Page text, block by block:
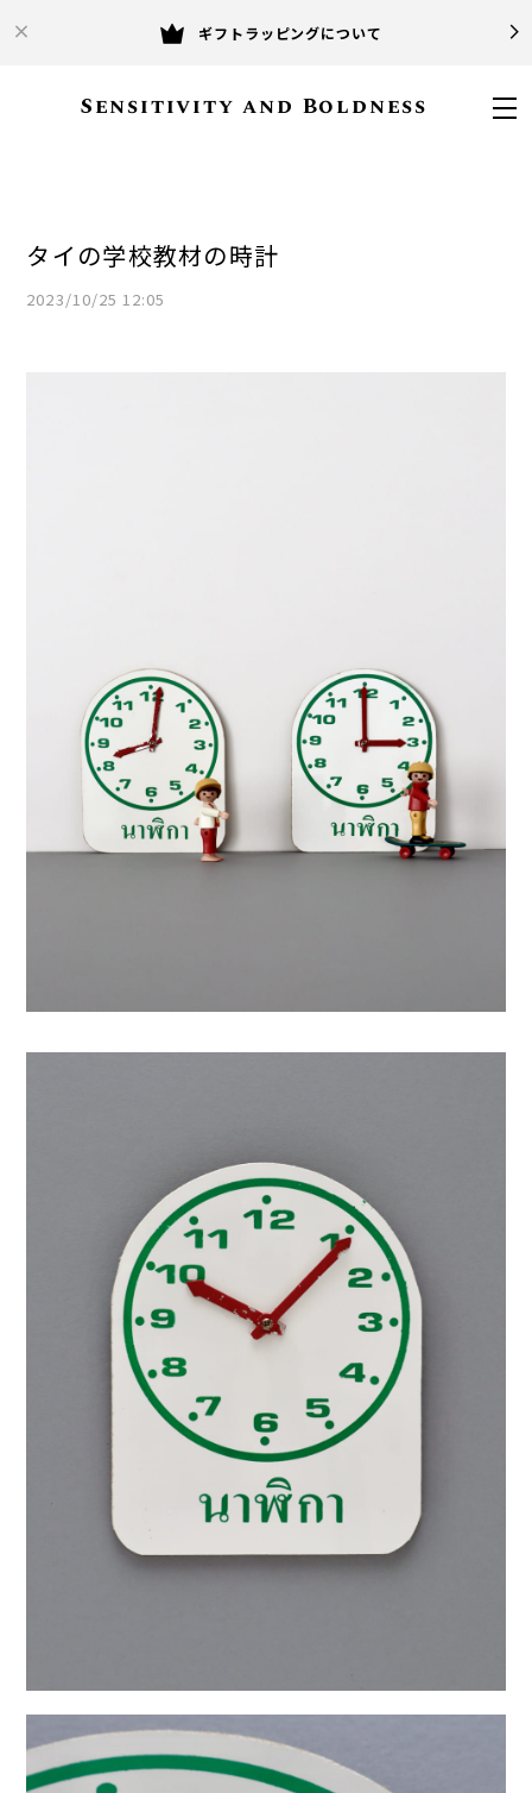
ギフトラッピングについて
Sensitivity and Boldness
タイの学校教材の時計
2023/10/25 12:05